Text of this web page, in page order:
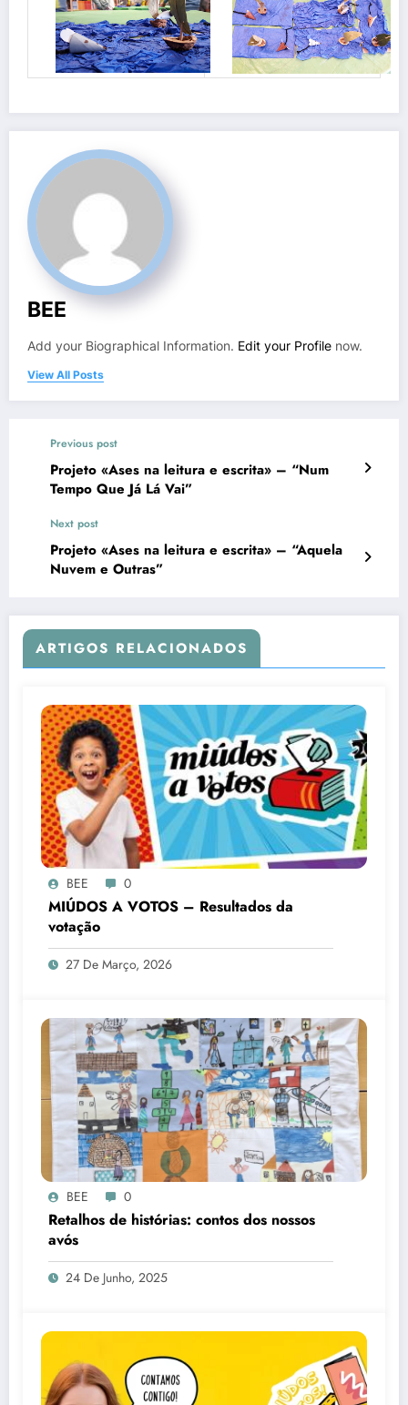
BEE
Add your Biographical Information. Edit your Profile now.
View All Posts
Previous post
Projeto «Ases na leitura e escrita» – “Num
Tempo Que Já Lá Vai”
Next post
Projeto «Ases na leitura e escrita» – “Aquela
Nuvem e Outras”
ARTIGOS RELACIONADOS
BEE 0
MIÚDOS A VOTOS – Resultados da
votação
27 De Março, 2026
BEE 0
Retalhos de histórias: contos dos nossos
avós
24 De Junho, 2025